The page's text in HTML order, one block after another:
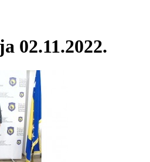
02.11.2022.